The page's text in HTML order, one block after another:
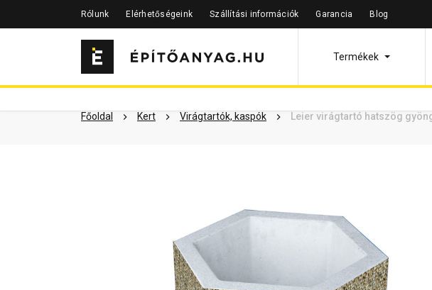
Rólunk Elérhetőségeink Szállítási információk Garancia Blog
Termékek
Főoldal Kert Virágtartók, kaspók Leier virágtartó hatszög
Szükséged lehet rá Részletes leírás